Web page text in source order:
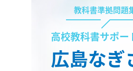
教科書準拠問題
高校教科書サポ
広島なぎ